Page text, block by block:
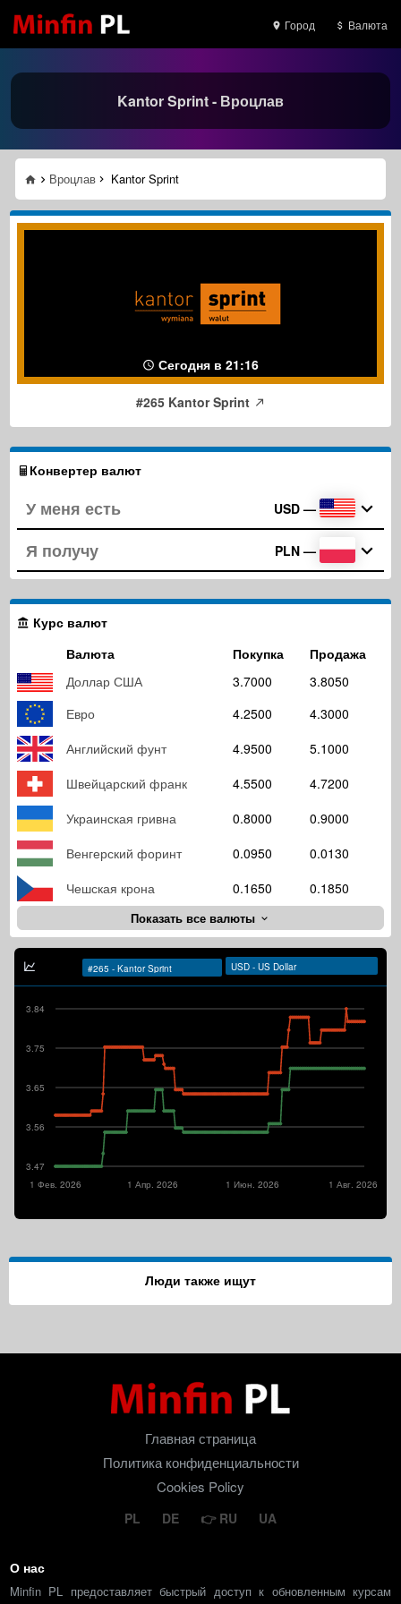
Город Валюта
Kantor Sprint - Вроцлав
Вроцлав Kantor Sprint
Сегодня в 21:16
#265 Kantor Sprint
Конвертер валют
USD —
PLN —
Курс валют
Валюта
Покупка
Продажа
Доллар США
3.7000
3.8050
Евро
4.2500
4.3000
Английский фунт
4.9500
5.1000
Швейцарский франк
4.5500
4.7200
Украинская гривна
0.8000
0.9000
Венгерский форинт
0.0950
0.0130
Чешская крона
0.1650 0.1850
Показать все валюты
3.47
3.56
3.65
3.75
3.84
1 Авг. 2026
1 Июн. 2026
1 Апр. 2026
1 Фев. 2026
Люди также ищут
Главная страница
Политика конфиденциальности
Cookies Policy
PL DE RU UA
О нас
Minfin PL предоставляет быстрый доступ к обновленным курсам